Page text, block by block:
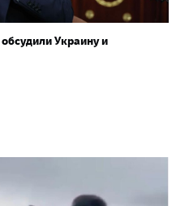
Украину и